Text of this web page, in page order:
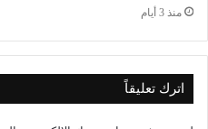
منذ 3 أيام
اترك تعليقاً